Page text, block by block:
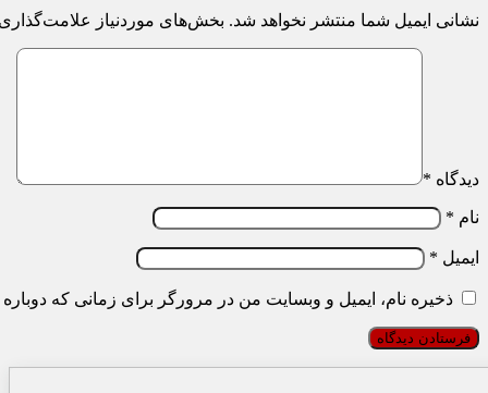
نشانی ایمیل شما منتشر نخواهد شد. بخش‌های موردنیاز
دیدگاه *
نام *
ایمیل *
ذخیره نام، ایمیل و وبسایت من در مرورگر برای زمانی که